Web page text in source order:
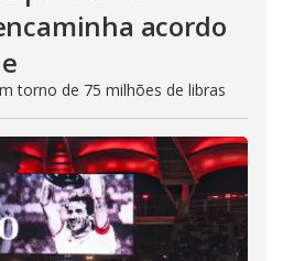
acordo
torno de 75 milhões de libras